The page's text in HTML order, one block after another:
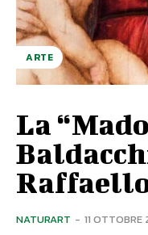
ARTE
La
NATURART - 11 OTTOBRE